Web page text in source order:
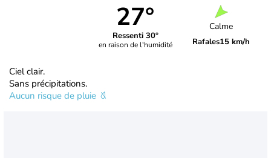
27°
Ressenti 30°
en raison de l'humidité
Calme
Rafales15 km/h
Ciel clair.
Sans précipitations.
Aucun risque de pluie